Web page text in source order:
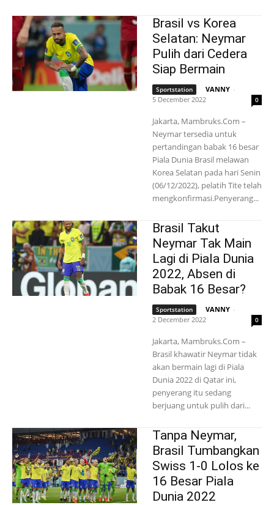
Brasil vs Korea
Selatan: Neymar
Pulih dari Cedera
Siap Bermain
Sportstation VANNY -
5 December 2022
0
Jakarta, Mambruks.Com –
Neymar tersedia untuk
pertandingan babak 16 besar
Piala Dunia Brasil melawan
Korea Selatan pada hari Senin
(06/12/2022), pelatih Tite telah
mengkonfirmasi.Penyerang...
Brasil Takut
Neymar Tak Main
Lagi di Piala Dunia
2022, Absen di
Babak 16 Besar?
Sportstation VANNY -
2 December 2022
0
Jakarta, Mambruks.Com –
Brasil khawatir Neymar tidak
akan bermain lagi di Piala
Dunia 2022 di Qatar ini,
penyerang itu sedang
berjuang untuk pulih dari...
Tanpa Neymar,
Brasil Tumbangkan
Swiss 1-0 Lolos ke
16 Besar Piala
Dunia 2022